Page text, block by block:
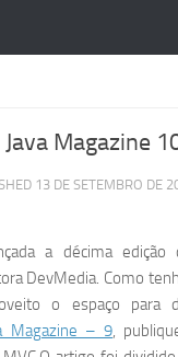
Magazine
13 DE SETEMBRO DE
a décima edição
DevMedia. Como
o espaço para
Magazine – 9,